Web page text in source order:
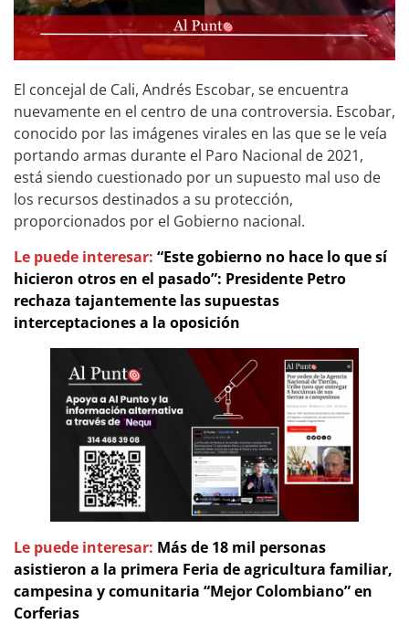
El concejal de Cali, Andrés Escobar, se encuentra
nuevamente en el centro de una controversia. Escobar,
conocido por las imágenes virales en las que se le veía
portando armas durante el Paro Nacional de 2021,
está siendo cuestionado por un supuesto mal uso de
los recursos destinados a su protección,
proporcionados por el Gobierno nacional.
Le puede interesar: “Este gobierno no hace lo que sí
hicieron otros en el pasado”: Presidente Petro
rechaza tajantemente las supuestas
interceptaciones a la oposición
Le puede interesar: Más de 18 mil personas
asistieron a la primera Feria de agricultura familiar,
campesina y comunitaria “Mejor Colombiano” en
Corferias